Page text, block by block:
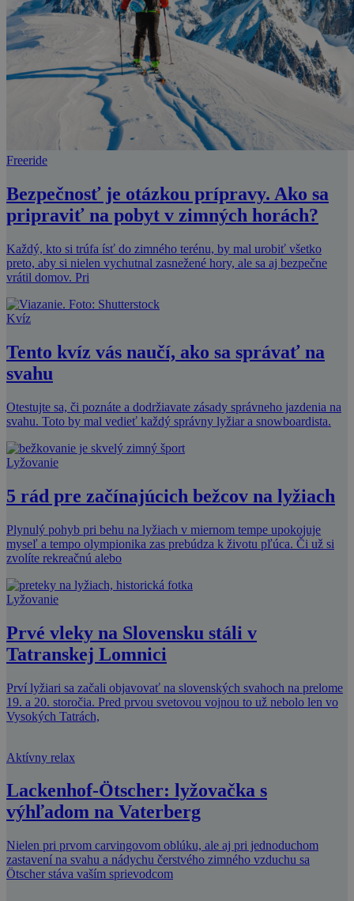
Freeride
Bezpečnosť je otázkou prípravy. Ako sa
pripraviť na pobyt v zimných horách?
Každý, kto si trúfa ísť do zimného terénu, by mal urobiť všetko
preto, aby si nielen vychutnal zasnežené hory, ale sa aj bezpečne
vrátil domov. Pri
Kvíz
Tento kvíz vás naučí, ako sa správať na
svahu
Otestujte sa, či poznáte a dodržiavate zásady správneho jazdenia na
svahu. Toto by mal vedieť každý správny lyžiar a snowboardista.
Lyžovanie
5 rád pre začínajúcich bežcov na lyžiach
Plynulý pohyb pri behu na lyžiach v miernom tempe upokojuje
myseľ a tempo olympionika zas prebúdza k životu pľúca. Či už si
zvolíte rekreačnú alebo
Lyžovanie
Prvé vleky na Slovensku stáli v
Tatranskej Lomnici
Prví lyžiari sa začali objavovať na slovenských svahoch na prelome
19. a 20. storočia. Pred prvou svetovou vojnou to už nebolo len vo
Vysokých Tatrách,
Aktívny relax
Lackenhof-Ötscher: lyžovačka s
výhľadom na Vaterberg
Nielen pri prvom carvingovom oblúku, ale aj pri jednoduchom
zastavení na svahu a nádychu čerstvého zimného vzduchu sa
Ötscher stáva vaším sprievodcom